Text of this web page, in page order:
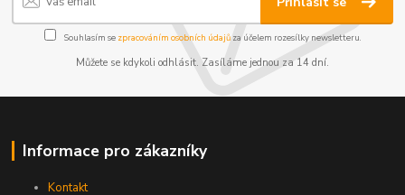
Souhlasím se zpracováním osobních údajůza účelem rozesílky newsletteru.
Můžete se kdykoli odhlásit. Zasíláme jednou za 14 dní.
Informace pro zákazníky
Kontakt